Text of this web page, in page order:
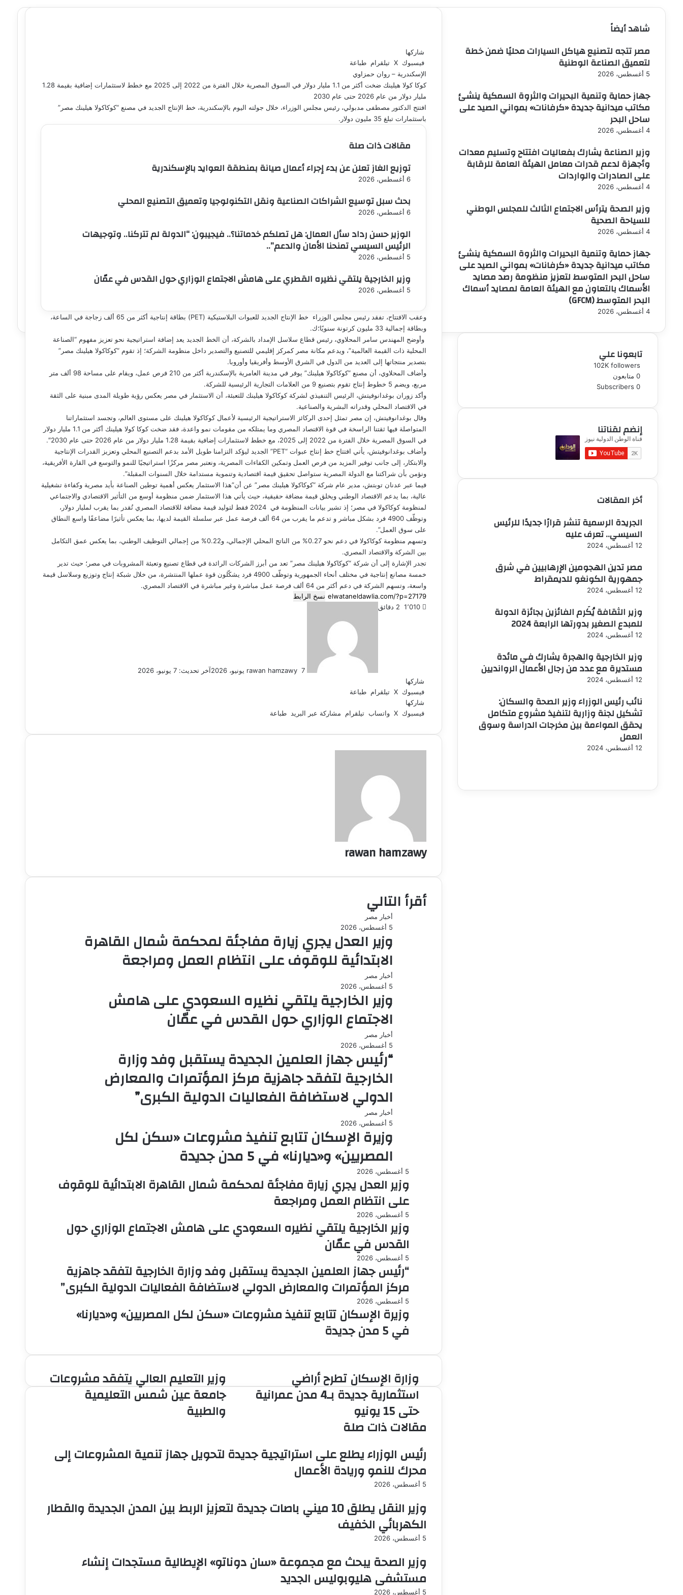
شاركها
فيسبوك ‫X تيلقرام طباعة
الإسكندرية – روان حمزاوي
كوكا كولا هيلينك ضخت أكثر من 1.1 مليار دولار في السوق المصرية خلال الفترة من 2022 إلى 2025 مع خطط لاستثمارات إضافية بقيمة 1.28
مليار دولار من عام 2026 حتى عام 2030
افتتح الدكتور مصطفى مدبولي، رئيس مجلس الوزراء، خلال جولته اليوم بالإسكندرية، خط الإنتاج الجديد في مصنع “كوكاكولا هيلينك مصر”
باستثمارات تبلغ 35 مليون دولار.
مقالات ذات صلة
توزيع الغاز تعلن عن بدء إجراء أعمال صيانة بمنطقة العوايد بالإسكندرية
6 أغسطس، 2026
بحث سبل توسيع الشراكات الصناعية ونقل التكنولوجيا وتعميق التصنيع المحلي
6 أغسطس، 2026
الوزير حسن رداد سأل العمال: هل تصلكم خدماتنا؟.. فيجيبون: “الدولة لم تتركنا.. وتوجيهات
الرئيس السيسي تمنحنا الأمان والدعم”..
5 أغسطس، 2026
وزير الخارجية يلتقي نظيره القطري على هامش الاجتماع الوزاري حول القدس في عمّان
5 أغسطس، 2026
وعقب الافتتاح، تفقد رئيس مجلس الوزراء خط الإنتاج الجديد للعبوات البلاستيكية (PET) بطاقة إنتاجية أكثر من 65 ألف زجاجة في الساعة،
وبطاقة إجمالية 33 مليون كرتونة سنويًا؛ك.
وأوضح المهندس سامر المحلاوي، رئيس قطاع سلاسل الإمداد بالشركة، أن الخط الجديد يعد إضافة استراتيجية نحو تعزيز مفهوم “الصناعة
المحلية ذات القيمة العالمية”، ويدعم مكانة مصر كمركز إقليمي للتصنيع والتصدير داخل منظومة الشركة؛ إذ تقوم “كوكاكولا هيلينك مصر”
بتصدير منتجاتها إلى العديد من الدول في الشرق الأوسط وأفريقيا وأوروبا.
وأضاف المحلاوي، أن مصنع “كوكاكولا هيلينك” يوفر في مدينة العامرية بالإسكندرية أكثر من 210 فرص عمل، ويقام على مساحة 98 ألف متر
مربع، ويضم 5 خطوط إنتاج تقوم بتصنيع 9 من العلامات التجارية الرئيسية للشركة.
وأكد زوران بوغدانوفيتش، الرئيس التنفيذي لشركة كوكاكولا هيلينك للتعبئة، أن الاستثمار في مصر يعكس رؤية طويلة المدى مبنية على الثقة
في الاقتصاد المحلي وقدراته البشرية والصناعية.
وقال بوغدانوفيتش، إن مصر تمثل إحدى الركائز الاستراتيجية الرئيسية لأعمال كوكاكولا هيلينك على مستوى العالم، وتجسد استثماراتنا
المتواصلة فيها ثقتنا الراسخة في قوة الاقتصاد المصري وما يمتلكه من مقومات نمو واعدة، فقد ضخت كوكا كولا هيلينك أكثر من 1.1 مليار دولار
في السوق المصرية خلال الفترة من 2022 إلى 2025، مع خطط لاستثمارات إضافية بقيمة 1.28 مليار دولار من عام 2026 حتى عام 2030″.
وأضاف بوغدانوفيتش، يأتي افتتاح خط إنتاج عبوات “PET” الجديد ليؤكد التزامنا طويل الأمد بدعم التصنيع المحلي وتعزيز القدرات الإنتاجية
والابتكار، إلى جانب توفير المزيد من فرص العمل وتمكين الكفاءات المصرية، ونعتبر مصر مركزًا استراتيجيًا للنمو والتوسع في القارة الأفريقية،
ونؤمن بأن شراكتنا مع الدولة المصرية ستواصل تحقيق قيمة اقتصادية وتنموية مستدامة خلال السنوات المقبلة”.
فيما عبر عدنان توبتش، مدير عام شركة “كوكاكولا هيلينك مصر” عن أن”هذا الاستثمار يعكس أهمية توطين الصناعة بأيد مصرية وكفاءة تشغيلية
عالية، بما يدعم الاقتصاد الوطني ويخلق قيمة مضافة حقيقية، حيث يأتي هذا الاستثمار ضمن منظومة أوسع من التأثير الاقتصادي والاجتماعي
لمنظومة كوكاكولا في مصر؛ إذ تشير بيانات المنظومة في 2024 فقط لتوليد قيمة مضافة للاقتصاد المصري تُقدر بما يقرب لمليار دولار،
وتوظّف 4900 فرد بشكل مباشر و تدعم ما يقرب من 64 ألف فرصة عمل عبر سلسلة القيمة لديها، بما يعكس تأثيرًا مضاعفًا واسع النطاق
على سوق العمل”.
وتسهم منظومة كوكاكولا في دعم نحو 0.27% من الناتج المحلي الإجمالي، و0.22% من إجمالي التوظيف الوطني، بما يعكس عمق التكامل
بين الشركة والاقتصاد المصري.
تجدر الإشارة إلى أن شركة “كوكاكولا هيلينك مصر” تعد من أبرز الشركات الرائدة في قطاع تصنيع وتعبئة المشروبات في مصر؛ حيث تدير
خمسة مصانع إنتاجية في مختلف أنحاء الجمهورية وتوظّف 4900 فرد يشكّلون قوة عملها المنتشرة، من خلال شبكة إنتاج وتوزيع وسلاسل قيمة
واسعة، وتسهم الشركة في دعم أكثر من 64 ألف فرصة عمل مباشرة وغير مباشرة في الاقتصاد المصري.
نسخ الرابط
rawan hamzawy 7 يونيو، 2026 آخر تحديث: 7 يونيو، 2026
1٬010
شاركها
فيسبوك ‫X تيلقرام طباعة
شاركها
فيسبوك ‫X واتساب تيلقرام مشاركة عبر البريد طباعة
rawan hamzawy
أقرأ التالي
أخبار مصر
5 أغسطس، 2026
وزير العدل يجري زيارة مفاجئة لمحكمة شمال القاهرة
الابتدائية للوقوف على انتظام العمل ومراجعة
أخبار مصر
5 أغسطس، 2026
وزير الخارجية يلتقي نظيره السعودي على هامش
الاجتماع الوزاري حول القدس في عمّان
أخبار مصر
5 أغسطس، 2026
“رئيس جهاز العلمين الجديدة يستقبل وفد وزارة
الخارجية لتفقد جاهزية مركز المؤتمرات والمعارض
الدولي لاستضافة الفعاليات الدولية الكبرى”
أخبار مصر
5 أغسطس، 2026
وزيرة الإسكان تتابع تنفيذ مشروعات «سكن لكل
المصريين» و«ديارنا» في 5 مدن جديدة
5 أغسطس، 2026
وزير العدل يجري زيارة مفاجئة لمحكمة شمال القاهرة الابتدائية للوقوف
على انتظام العمل ومراجعة
5 أغسطس، 2026
وزير الخارجية يلتقي نظيره السعودي على هامش الاجتماع الوزاري حول
القدس في عمّان
5 أغسطس، 2026
“رئيس جهاز العلمين الجديدة يستقبل وفد وزارة الخارجية لتفقد جاهزية
مركز المؤتمرات والمعارض الدولي لاستضافة الفعاليات الدولية الكبرى”
5 أغسطس، 2026
وزيرة الإسكان تتابع تنفيذ مشروعات «سكن لكل المصريين» و«ديارنا»
في 5 مدن جديدة
وزير
التعليم
العالي
يتفقد
مشروعات
شمس
التعليمية
وزير التعليم العالي يتفقد مشروعات
جامعة عين شمس التعليمية
والطبية
وزارة
الإسكان
تطرح
أراضي
استثمارية
جديدة
عمرانية
حتى
15
وزارة الإسكان تطرح أراضي
استثمارية جديدة بـ4 مدن عمرانية
حتى 15 يونيو
مقالات ذات صلة
رئيس الوزراء يطلع على استراتيجية جديدة لتحويل جهاز تنمية المشروعات إلى
محرك للنمو وريادة الأعمال
5 أغسطس، 2026
وزير النقل يطلق 10 ميني باصات جديدة لتعزيز الربط بين المدن الجديدة والقطار
الكهربائي الخفيف
5 أغسطس، 2026
وزير الصحة يبحث مع مجموعة «سان دوناتو» الإيطالية مستجدات إنشاء
مستشفى هليوبوليس الجديد
5 أغسطس، 2026
شاهد أيضاً
مصر تتجه لتصنيع هياكل السيارات محليًا ضمن خطة
لتعميق الصناعة الوطنية
5 أغسطس، 2026
جهاز حماية وتنمية البحيرات والثروة السمكية ينشئ
مكاتب ميدانية جديدة «كرفانات» بمواني الصيد على
ساحل البحر
4 أغسطس، 2026
وزير الصناعة يشارك بفعاليات افتتاح وتسليم معدات
وأجهزة لدعم قدرات معامل الهيئة العامة للرقابة
على الصادرات والواردات
4 أغسطس، 2026
وزير الصحة يترأس الاجتماع الثالث للمجلس الوطني
للسياحة الصحية
4 أغسطس، 2026
جهاز حماية وتنمية البحيرات والثروة السمكية ينشئ
مكاتب ميدانية جديدة «كرفانات» بمواني الصيد على
ساحل البحر المتوسط لتعزيز منظومة رصد مصايد
الأسماك بالتعاون مع الهيئة العامة لمصايد أسماك
البحر المتوسط (GFCM)
4 أغسطس، 2026
تابعونا علي
102K followers
0 متابعون
0
Subscribers
إنضم لقناتنا
أخر المقالات
الجريدة الرسمية تنشر قرارًا جديدًا للرئيس
السيسي.. تعرف عليه
12 أغسطس، 2024
مصر تدين الهجومين الإرهابيين في شرق
جمهورية الكونغو للديمقراط
12 أغسطس، 2024
وزير الثقافة يُكَرم الفائزين بجائزة الدولة
للمبدع الصغير بدورتها الرابعة 2024
12 أغسطس، 2024
وزير الخارجية والهجرة يشارك في مائدة
مستديرة مع عدد من رجال الأعمال الروانديين
12 أغسطس، 2024
نائب رئيس الوزراء وزير الصحة والسكان:
تشكيل لجنة وزارية لتنفيذ مشروع متكامل
يحقق المواءمة بين مخرجات الدراسة وسوق
العمل
12 أغسطس، 2024